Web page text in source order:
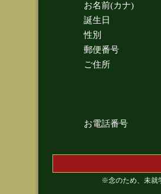
お名前(カナ)
誕生日
性別
郵便番号
ご住所
お電話番号
※念のため、未就